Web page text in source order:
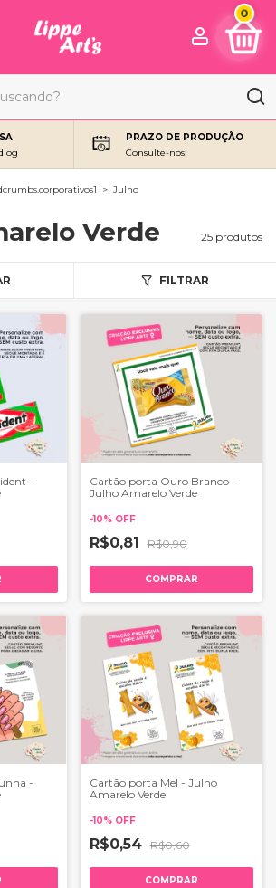
0
PRAZO DE PRODUÇÃO
Consulte-nos!
> Julho
Verde 25 produtos
FILTRAR
-
Cartão porta Ouro Branco -
Julho Amarelo Verde
-10% OFF
R$0,81 R$0,90
COMPRAR
-
Cartão porta Mel - Julho
Amarelo Verde
-10% OFF
R$0,54 R$0,60
COMPRAR